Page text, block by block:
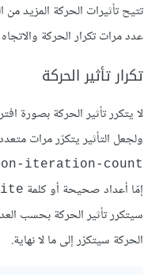
تتيح تأثيرات الحركة المزيد
عدد مرات تكرار الحركة
تكرار تأثير الحركة
لا يتكرر تأثير الحركة بصورة
ولجعل التأثير يتكرّر مرات
iteration-count
إمّا أعداد صحيحة أو كلمة
سيتكرر تأثير الحركة بحسب
الحركة سيتكرّر إلى ما لا نهاية.